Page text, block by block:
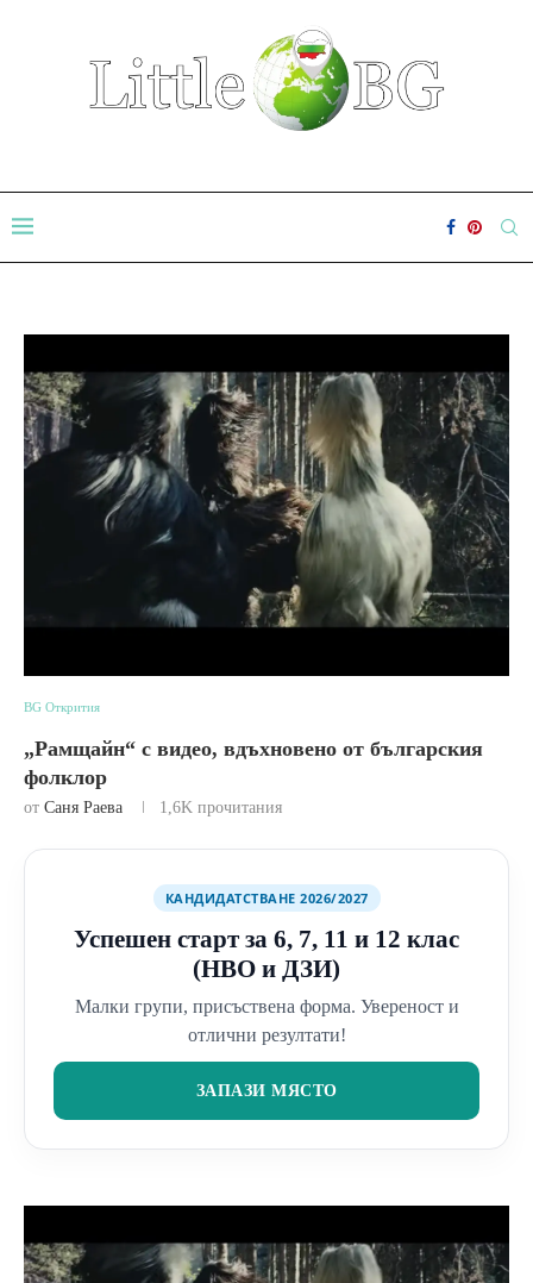
BG Открития
„Рамщайн“ с видео, вдъхновено от българския
фолклор
от Саня Раева 1,6K прочитания
КАНДИДАТСТВАНЕ 2026/2027
Успешен старт за 6, 7, 11 и 12 клас
(НВО и ДЗИ)
Малки групи, присъствена форма. Увереност и
отлични резултати!
ЗАПАЗИ МЯСТО